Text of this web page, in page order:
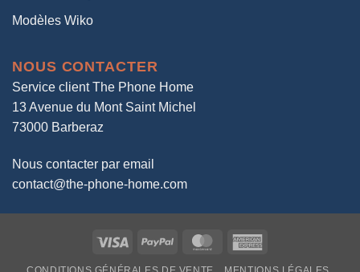
Modèles Wiko
NOUS CONTACTER
Service client The Phone Home
13 Avenue du Mont Saint Michel
73000 Barberaz
Nous contacter par email
contact@the-phone-home.com
Visa PayPal MasterCard